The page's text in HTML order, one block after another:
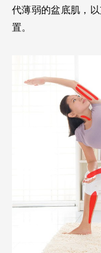
代薄弱的盆底肌，
置。